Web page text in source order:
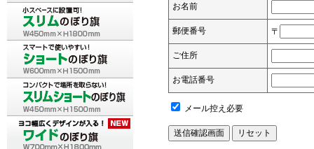
お名前
郵便番号 〒
ご住所
お電話番号
メール控え必要